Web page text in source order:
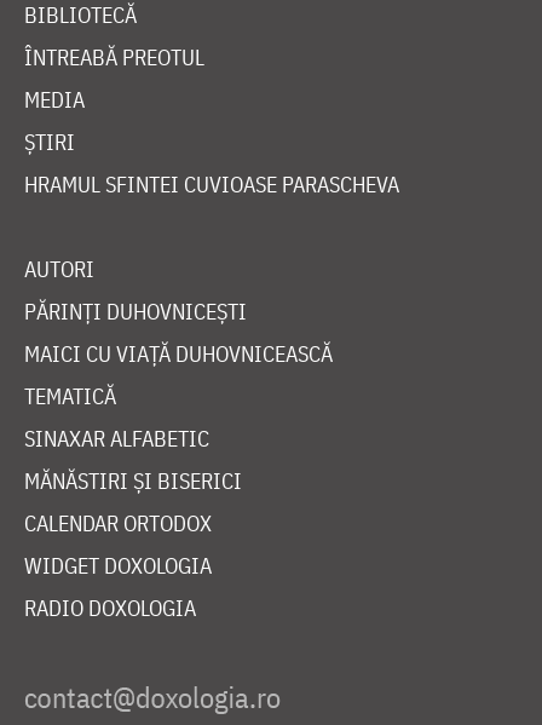
BIBLIOTECĂ
ÎNTREABĂ PREOTUL
MEDIA
ȘTIRI
HRAMUL SFINTEI CUVIOASE PARASCHEVA
AUTORI
PĂRINȚI DUHOVNICEȘTI
MAICI CU VIAȚĂ DUHOVNICEASCĂ
TEMATICĂ
SINAXAR ALFABETIC
MĂNĂSTIRI ȘI BISERICI
CALENDAR ORTODOX
WIDGET DOXOLOGIA
RADIO DOXOLOGIA